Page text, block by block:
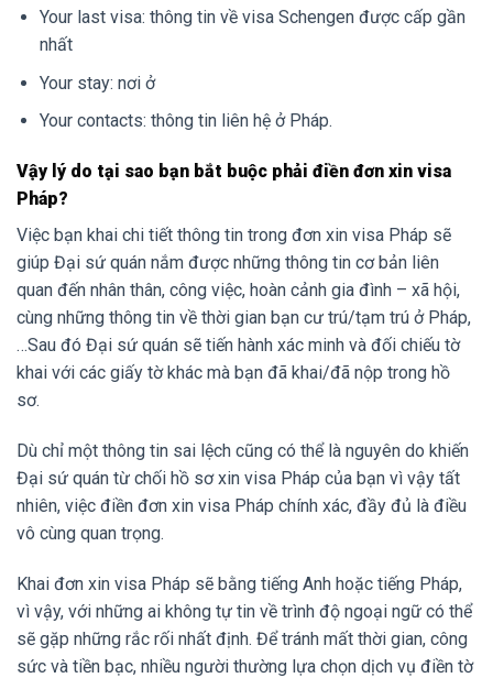
Your last visa: thông tin về visa Schengen được cấp gần
nhất
Your stay: nơi ở
Your contacts: thông tin liên hệ ở Pháp.
Vậy lý do tại sao bạn bắt buộc phải điền đơn xin visa
Pháp?
Việc bạn khai chi tiết thông tin trong đơn xin visa Pháp sẽ
giúp Đại sứ quán nắm được những thông tin cơ bản liên
quan đến nhân thân, công việc, hoàn cảnh gia đình – xã hội,
cùng những thông tin về thời gian bạn cư trú/tạm trú ở Pháp,
…Sau đó Đại sứ quán sẽ tiến hành xác minh và đối chiếu tờ
khai với các giấy tờ khác mà bạn đã khai/đã nộp trong hồ
sơ.
Dù chỉ một thông tin sai lệch cũng có thể là nguyên do khiến
Đại sứ quán từ chối hồ sơ xin visa Pháp của bạn vì vậy tất
nhiên, việc điền đơn xin visa Pháp chính xác, đầy đủ là điều
vô cùng quan trọng.
Khai đơn xin visa Pháp sẽ bằng tiếng Anh hoặc tiếng Pháp,
vì vậy, với những ai không tự tin về trình độ ngoại ngữ có thể
sẽ gặp những rắc rối nhất định. Để tránh mất thời gian, công
sức và tiền bạc, nhiều người thường lựa chọn dịch vụ điền tờ